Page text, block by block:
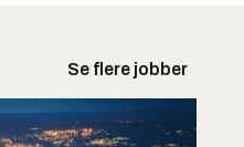
Se flere jobber